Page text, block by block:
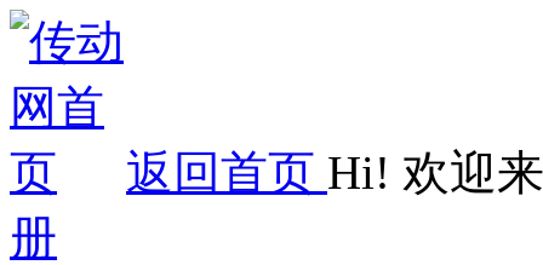
返回首页 Hi! 欢迎
册